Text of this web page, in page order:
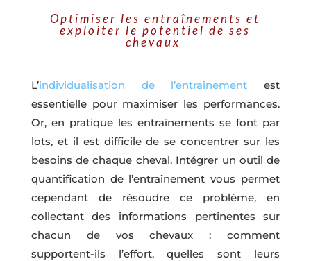
Optimiser les entraînements et
exploiter le potentiel de ses
chevaux
L’individualisation de l’entraînement est
essentielle pour maximiser les performances.
Or, en pratique les entraînements se font par
lots, et il est difficile de se concentrer sur les
besoins de chaque cheval. Intégrer un outil de
quantification de l’entraînement vous permet
cependant de résoudre ce problème, en
collectant des informations pertinentes sur
chacun de vos chevaux : comment
supportent-ils l’effort, quelles sont leurs